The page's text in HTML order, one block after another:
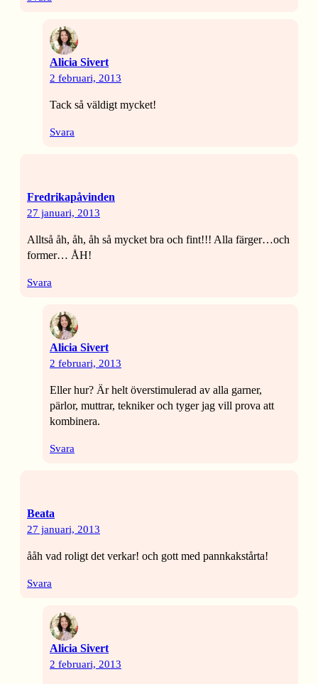
Alicia Sivert
2 februari, 2013
Tack så väldigt mycket!
Svara
Fredrikapåvinden
27 januari, 2013
Alltså åh, åh, åh så mycket bra och fint!!! Alla färger…och
former… ÅH!
Svara
Alicia Sivert
2 februari, 2013
Eller hur? Är helt överstimulerad av alla garner,
pärlor, muttrar, tekniker och tyger jag vill prova att
kombinera.
Svara
Beata
27 januari, 2013
ååh vad roligt det verkar! och gott med pannkakstårta!
Svara
Alicia Sivert
2 februari, 2013